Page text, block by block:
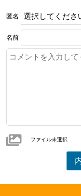
匿名
名前
ファイル未選択